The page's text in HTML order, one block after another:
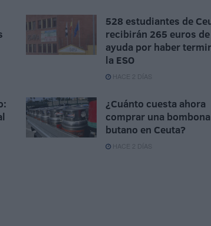
528 estudiantes de
recibirán 265 euros de
ayuda por haber
la ESO
HACE 2 DÍAS
¿Cuánto cuesta ahora
comprar una
butano en Ceuta?
HACE 2 DÍAS